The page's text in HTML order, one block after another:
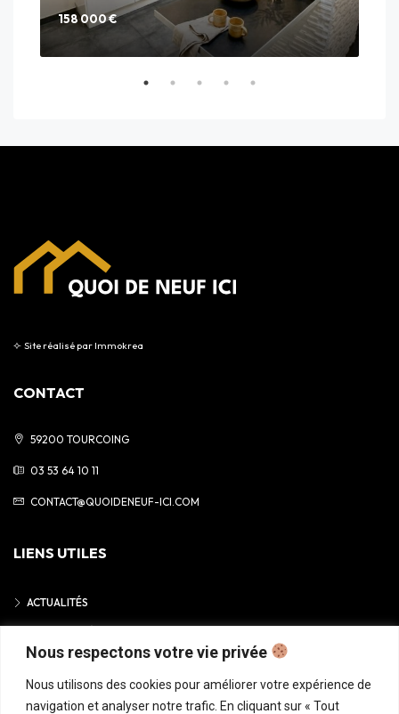
Nous respectons votre vie privée
Nous utilisons des cookies pour améliorer votre expérience de
navigation et analyser notre trafic. En cliquant sur « Tout
158 000 €
⟣ Site réalisé parImmokrea
CONTACT
59200 TOURCOING
03 53 64 10 11
CONTACT@QUOIDENEUF-ICI.COM
LIENS UTILES
ACTUALITÉS
POLITIQUE DE CONFIDENTIALITÉ